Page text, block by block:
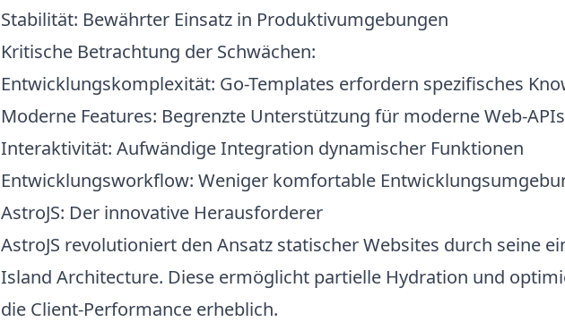
Stabilität: Bewährter Einsatz in Produktivumgebungen
Kritische Betrachtung der Schwächen:
Entwicklungskomplexität: Go-Templates erfordern spezifisches
Moderne Features: Begrenzte Unterstützung für moderne Web-APIs
Interaktivität: Aufwändige Integration dynamischer Funktionen
Entwicklungsworkflow: Weniger komfortable
AstroJS: Der innovative Herausforderer
AstroJS revolutioniert den Ansatz statischer Websites durch seine
Island Architecture. Diese ermöglicht partielle Hydration und
die Client-Performance erheblich.